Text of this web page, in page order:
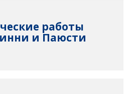
работы
и Паюсти